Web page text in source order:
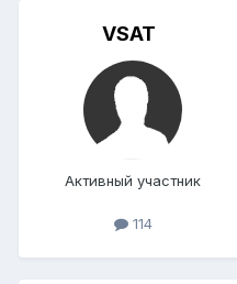
VSAT
Активный участник
114